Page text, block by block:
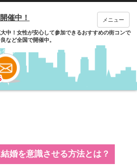
催中！
中！女性が安心して参加できるおすすめの街コンで
など全国で開催中。
メニュー
婚を意識させる方法とは？